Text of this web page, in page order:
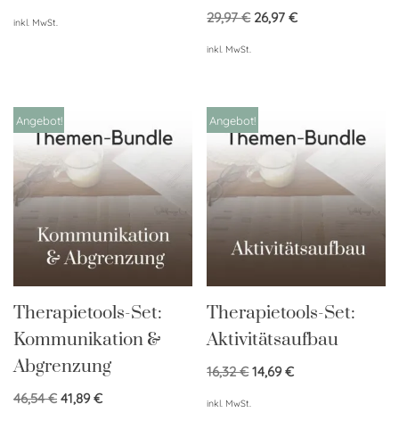
inkl. MwSt.
von 5
29,97€ 26,97€
inkl. MwSt.
Angebot!
Therapietools-Set:
Kommunikation &
Abgrenzung
46,54€ 41,89€
Angebot!
Therapietools-Set:
Aktivitätsaufbau
16,32€ 14,69€
inkl. MwSt.